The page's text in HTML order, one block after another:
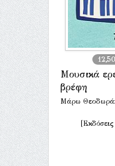
Μουσικά
βρέφη
Μάρω